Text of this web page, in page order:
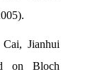
Jianhui
on Bloch